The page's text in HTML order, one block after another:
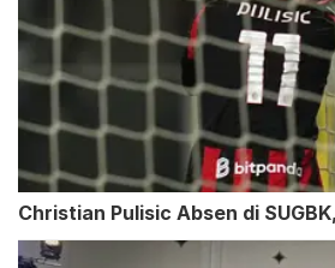
Christian Pulisic Absen di